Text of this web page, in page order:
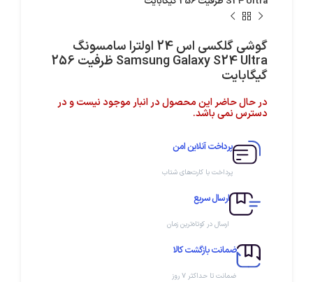
گوشی گلکسی اس 24 اولترا سامسونگ
Samsung Galaxy S24 Ultra ظرفیت 256
گیگابایت
در حال حاضر این محصول در انبار موجود نیست و در
دسترس نمی باشد.
پرداخت آنلاین امن
پرداخت با کارت‌های شتاب
ارسال سریع
ارسال در کوتاه‌ترین زمان
ضمانت بازگشت کالا
ضمانت تا حداکثر ۷ روز